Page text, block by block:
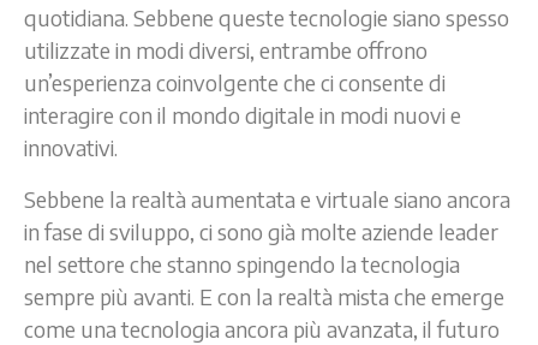
quotidiana. Sebbene queste tecnologie siano spesso
utilizzate in modi diversi, entrambe offrono
un’esperienza coinvolgente che ci consente di
interagire con il mondo digitale in modi nuovi e
innovativi.
Sebbene la realtà aumentata e virtuale siano ancora
in fase di sviluppo, ci sono già molte aziende leader
nel settore che stanno spingendo la tecnologia
sempre più avanti. E con la realtà mista che emerge
come una tecnologia ancora più avanzata, il futuro